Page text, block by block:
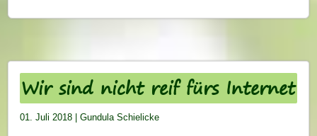
Wir sind nicht reif fürs Internet
01. Juli 2018 |Gundula Schielicke